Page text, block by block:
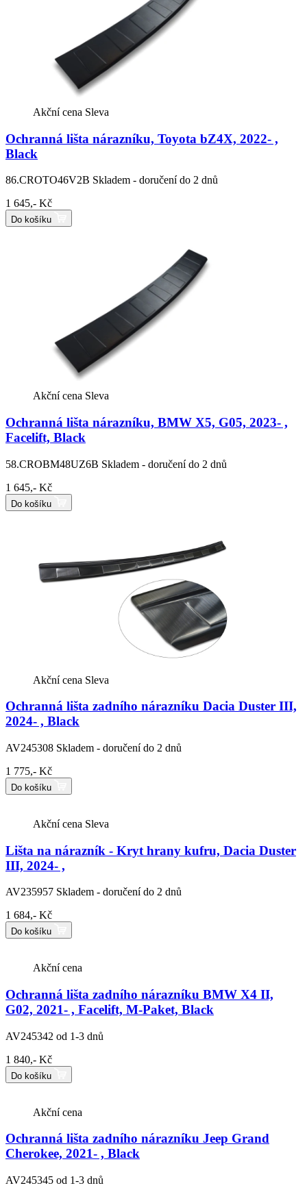
Akční cena Sleva
Ochranná lišta nárazníku, Toyota bZ4X, 2022- ,
Black
86.CROTO46V2B Skladem - doručení do 2 dnů
1 645,- Kč
Do košíku
Akční cena Sleva
Ochranná lišta nárazníku, BMW X5, G05, 2023- ,
Facelift, Black
58.CROBM48UZ6B Skladem - doručení do 2 dnů
1 645,- Kč
Do košíku
Akční cena Sleva
Ochranná lišta zadního nárazníku Dacia Duster III,
2024- , Black
AV245308 Skladem - doručení do 2 dnů
1 775,- Kč
Do košíku
Akční cena Sleva
Lišta na nárazník - Kryt hrany kufru, Dacia Duster
III, 2024- ,
AV235957 Skladem - doručení do 2 dnů
1 684,- Kč
Do košíku
Akční cena
Ochranná lišta zadního nárazníku BMW X4 II,
G02, 2021- , Facelift, M-Paket, Black
AV245342 od 1-3 dnů
1 840,- Kč
Do košíku
Akční cena
Ochranná lišta zadního nárazníku Jeep Grand
Cherokee, 2021- , Black
AV245345 od 1-3 dnů